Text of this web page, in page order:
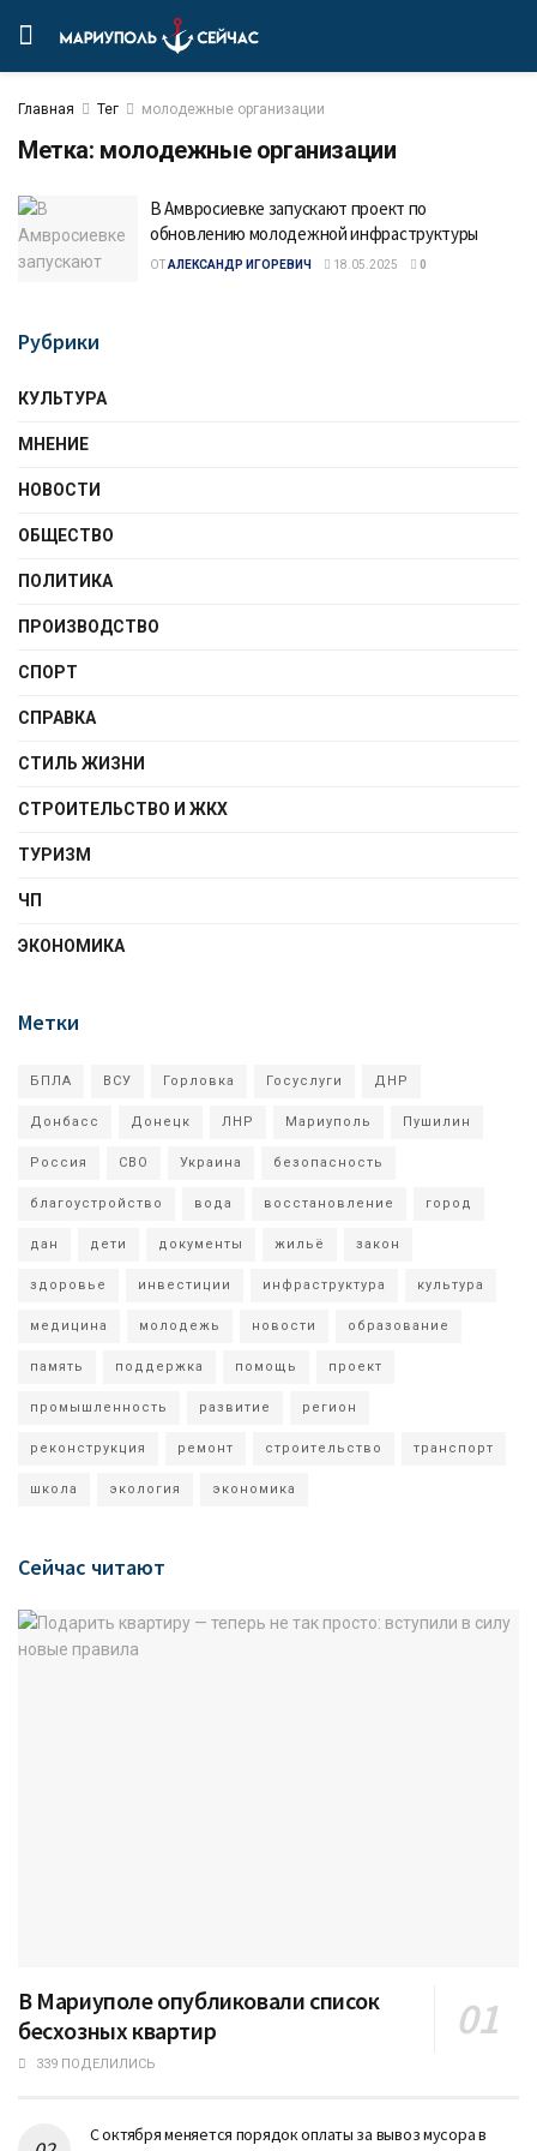
Главная Тег молодежные организации
Метка: молодежные организации
В Амвросиевке запускают проект по
обновлению молодежной инфраструктуры
ОТАЛЕКСАНДР ИГОРЕВИЧ 18.05.2025 0
Рубрики
КУЛЬТУРА
МНЕНИЕ
НОВОСТИ
ОБЩЕСТВО
ПОЛИТИКА
ПРОИЗВОДСТВО
СПОРТ
СПРАВКА
СТИЛЬ ЖИЗНИ
СТРОИТЕЛЬСТВО И ЖКХ
ТУРИЗМ
ЧП
ЭКОНОМИКА
Метки
БПЛА ВСУ Горловка Госуслуги ДНР
Донбасс Донецк ЛНР Мариуполь Пушилин
Россия СВО Украина безопасность
благоустройство вода восстановление город
дан дети документы жильё закон
здоровье инвестиции инфраструктура культура
медицина молодежь новости образование
память поддержка помощь проект
промышленность развитие регион
реконструкция ремонт строительство транспорт
школа экология экономика
Сейчас читают
В Мариуполе опубликовали список
бесхозных квартир
339 ПОДЕЛИЛИСЬ
С октября меняется порядок оплаты за вывоз мусора в